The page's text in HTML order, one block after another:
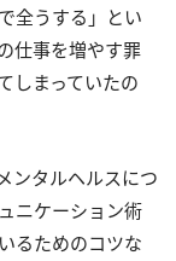
全うする」とい
仕事を増やす罪
しまっていたの
ンタルヘルスにつ
ニケーション術
るためのコツな